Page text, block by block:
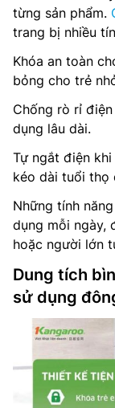
từng sản phẩm.
trang bị nhiều
Khóa an toàn
bỏng cho trẻ
Chống rò rỉ
dụng lâu dài.
Tự ngắt điện
kéo dài tuổi thọ
Những tính
dụng mỗi ngày,
hoặc người lớn
Dung tích
sử dụng